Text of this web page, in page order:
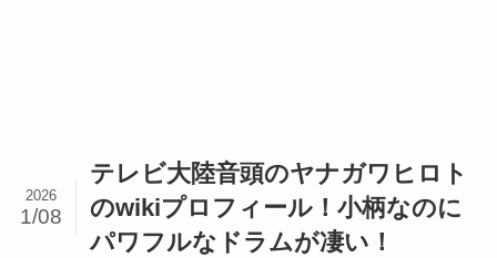
テレビ大陸音頭のヤナガワヒロト
のwikiプロフィール！小柄なのに
パワフルなドラムが凄い！
2026
1/08